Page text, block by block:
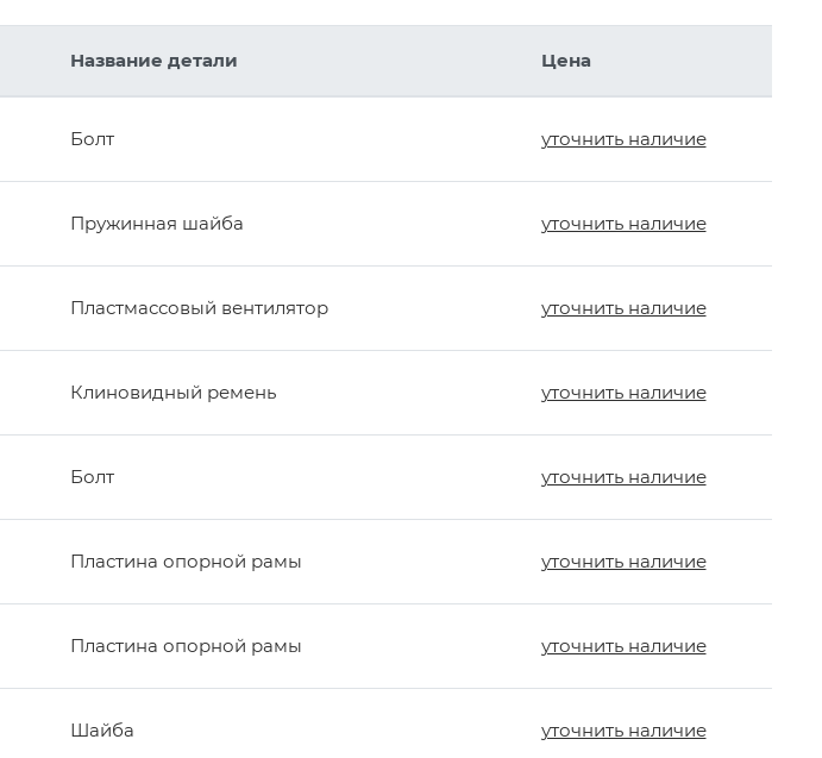
Название детали Цена
Болт уточнить наличие
Пружинная шайба уточнить наличие
Пластмассовый вентилятор уточнить наличие
Клиновидный ремень уточнить наличие
Болт уточнить наличие
Пластина опорной рамы уточнить наличие
Пластина опорной рамы уточнить наличие
Шайба уточнить наличие